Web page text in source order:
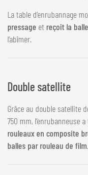
La table d’enrubannage
pressage et reçoit la balle
l’abîmer.
Double satellite
Grâce au double satellite
750 mm, l’enrubanneuse
rouleaux en composite
balles par rouleau de film.